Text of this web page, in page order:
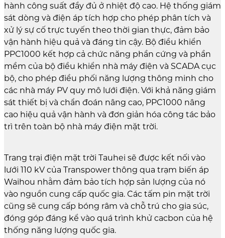
hành công suất đầy đủ ở nhiệt độ cao. Hệ thống giám
sát dòng và điện áp tích hợp cho phép phân tích và
xử lý sự cố trực tuyến theo thời gian thực, đảm bảo
vận hành hiệu quả và đáng tin cậy. Bộ điều khiển
PPC1000 kết hợp cả chức năng phần cứng và phần
mềm của bộ điều khiển nhà máy điện và SCADA cục
bộ, cho phép điều phối năng lượng thông minh cho
các nhà máy PV quy mô lưới điện. Với khả năng giám
sát thiết bị và chẩn đoán nâng cao, PPC1000 nâng
cao hiệu quả vận hành và đơn giản hóa công tác bảo
trì trên toàn bộ nhà máy điện mặt trời.
Trang trại điện mặt trời Tauhei sẽ được kết nối vào
lưới 110 kV của Transpower thông qua trạm biến áp
Waihou nhằm đảm bảo tích hợp sản lượng của nó
vào nguồn cung cấp quốc gia. Các tấm pin mặt trời
cũng sẽ cung cấp bóng râm và chỗ trú cho gia súc,
đóng góp đáng kể vào quá trình khử cacbon của hệ
thống năng lượng quốc gia.